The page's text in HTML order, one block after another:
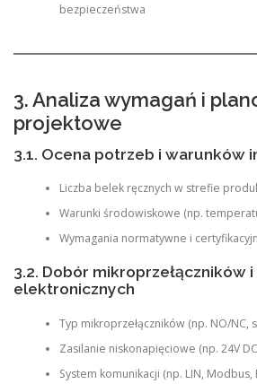
bezpieczeństwa
3. Analiza wymagań i
projektowe
3.1. Ocena potrzeb i warunków
Liczba belek ręcznych w strefie
Warunki środowiskowe (np.
Wymagania normatywne i
3.2. Dobór mikroprzełączników
elektronicznych
Typ mikroprzełączników (np. NO/
Zasilanie niskonapięciowe (np. 24V
System komunikacji (np. LIN, Modbus,